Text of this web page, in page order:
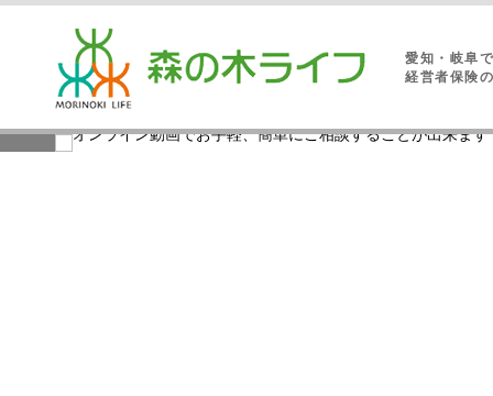
愛知・岐阜
経営者保険